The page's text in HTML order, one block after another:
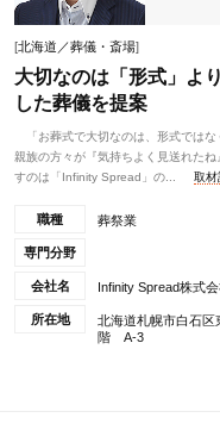
[北海道／葬儀・斎場]
大切なのは「形式」よ
した葬儀を提案
「お葬式で大切なのは、形式ではな
親族の方々が『気持ちよく見送れた
すのは「Infinity Spread」の...
取
職種 葬祭業
専門分野
会社名 Infinity Spread株式会
所在地
北海道札幌市白石
階 A-3